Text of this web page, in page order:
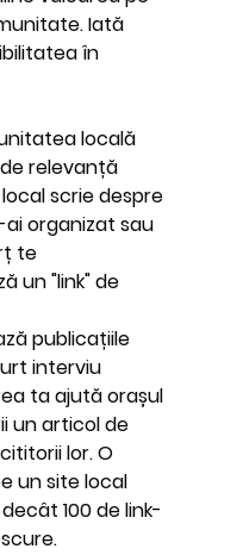
Iată
în
locală
relevanță
scrie despre
organizat sau
te
un "link" de
publicațiile
interviu
ta ajută orașul
un articol de
lor. O
un site local
100 de link-